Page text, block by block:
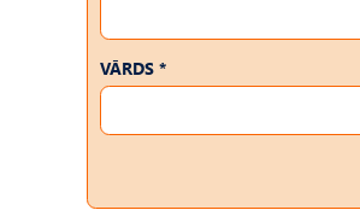
VĀRDS *